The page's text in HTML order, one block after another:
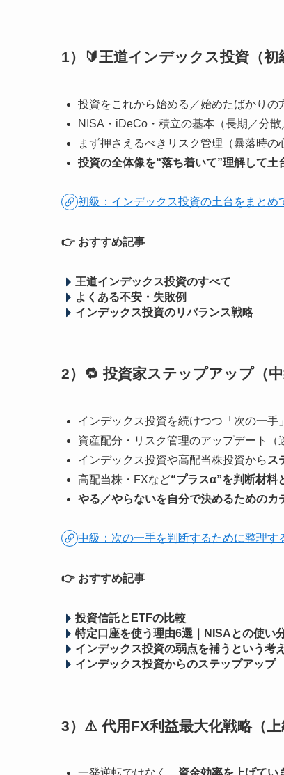
1）🔰王道インデックス投資（初
投資をこれから始める／始めたばかりの
NISA・iDeCo・積立の基本（長期／分散
まず押さえるべきリスク管理（暴落時の
投資の全体像を“落ち着いて”理解して土
初級：インデックス投資の土台をまとめ
👉 おすすめ記事
王道インデックス投資のすべて
よくある不安・失敗例
インデックス投資のリバランス戦略
2）🔁 投資家ステップアップ（中
インデックス投資を続けつつ「次の一手
資産配分・リスク管理のアップデート（
インデックス投資や高配当株投資から ス
高配当株・FXなど“プラスα”を判断材料
やる／やらないを自分で決めるためのカ
中級：次の一手を判断するために整理す
👉 おすすめ記事
投資信託とETFの比較
特定口座を使う理由6選｜NISAとの使い
インデックス投資の弱点を補うという考
インデックス投資からのステップアップ
3）⚠代用FX利益最大化戦略（上